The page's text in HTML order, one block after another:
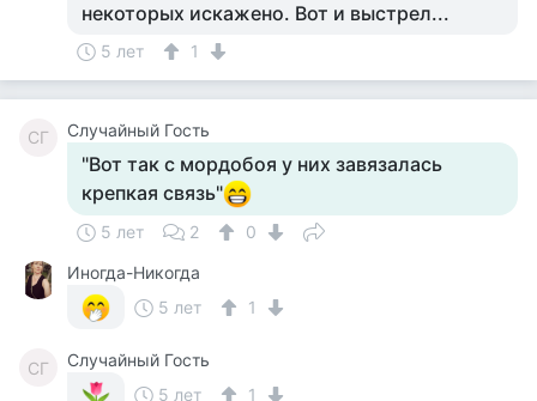
некоторых искажено. Вот и выстрел...
5 лет 1
СГ Случайный Гость
"Вот так с мордобоя у них завязалась
крепкая связь"
5 лет 2
0
Иногда-Никогда
5 лет
1
СГ
Случайный Гость
5 лет
1